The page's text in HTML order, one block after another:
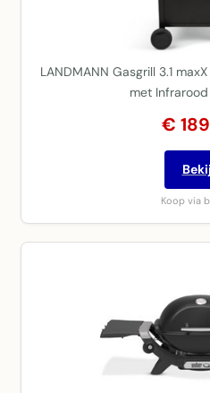
LANDMANN Gasgrill 3.1
met
€
Koop via